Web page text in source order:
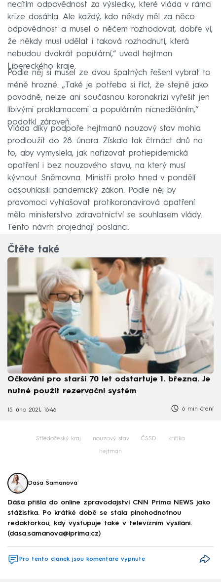
necítím odpovědnost za výsledky, které vláda v rámci
krize dosáhla. Ale každý, kdo někdy měl za něco
odpovědnost a musel o něčem rozhodovat, dobře ví,
že někdy musí udělat i taková rozhodnutí, která
nebudou dvakrát populární,“ uvedl hejtman
Libereckého kraje.
Podle něj si musel ze dvou špatných řešení vybrat to
méně hrozné. „Také je potřeba si říct, že stejně jako
povodně, nelze ani současnou koronakrizi vyřešit jen
líbivými proklamacemi a populárním nicneděláním,“
podotkl zároveň.
Vláda díky podpoře hejtmanů nouzový stav mohla
prodloužit do 28. února. Získala tak čtrnáct dnů na
to, aby vymyslela, jak nařizovat protiepidemická
opatření i bez nouzového stavu, na který musí
kývnout Sněmovna. Ministři proto hned v pondělí
odsouhlasili pandemický zákon. Podle něj by
pravomoci vyhlašovat protikoronavirová opatření
mělo ministerstvo zdravotnictví se souhlasem vlády.
Tento návrh projednají poslanci.
Čtěte také
Očkování pro starší 70 let odstartuje 1. března. Je
nutné použít rezervační systém
15. úno 2021, 16:46 6 min čtení
Středočeský kraj nouzový stav ČSSD kritika
hejtman
Dáša Šamanová
Dáša přišla do online zpravodajství CNN Prima NEWS jako
stážistka. Po krátké době se stala plnohodnotnou
redaktorkou, kdy vystupuje také v televizním vysílání.
(dasa.samanova@iprima.cz)
Pro tento článek jsou komentáře vypnuté